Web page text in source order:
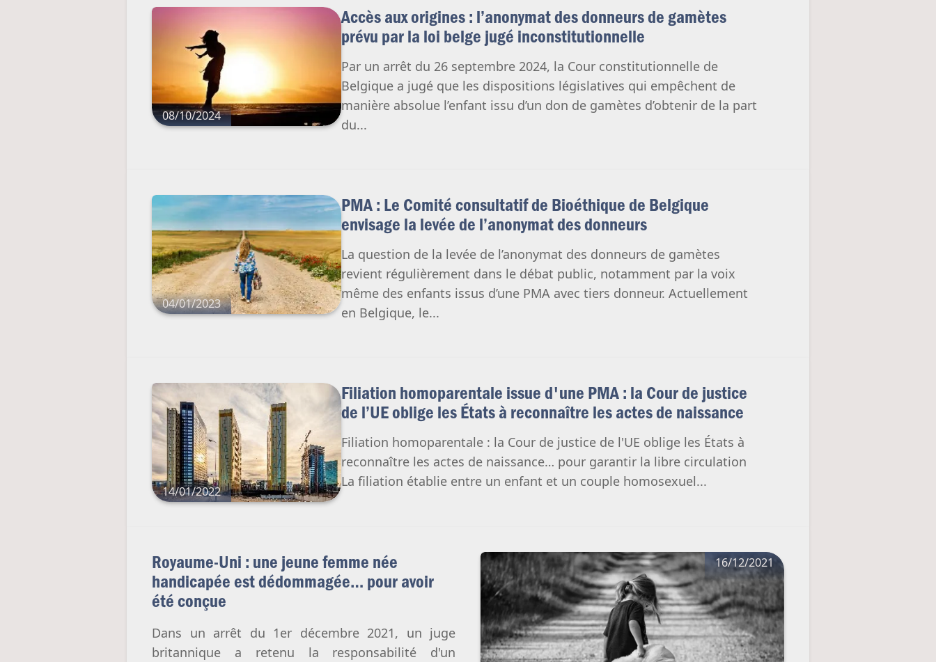
08/10/2024
Accès aux origines : l’anonymat des donneurs de gamètes
prévu par la loi belge jugé inconstitutionnelle
Par un arrêt du 26 septembre 2024, la Cour constitutionnelle de
Belgique a jugé que les dispositions législatives qui empêchent de
manière absolue l’enfant issu d’un don de gamètes d’obtenir de la part
du...
04/01/2023
PMA : Le Comité consultatif de Bioéthique de Belgique
envisage la levée de l’anonymat des donneurs
La question de la levée de l’anonymat des donneurs de gamètes
revient régulièrement dans le débat public, notamment par la voix
même des enfants issus d’une PMA avec tiers donneur. Actuellement
en Belgique, le...
14/01/2022
Filiation homoparentale issue d'une PMA : la Cour de justice
de l’UE oblige les États à reconnaître les actes de naissance
Filiation homoparentale : la Cour de justice de l'UE oblige les États à
reconnaître les actes de naissance… pour garantir la libre circulation
La filiation établie entre un enfant et un couple homosexuel...
16/12/2021
Royaume-Uni : une jeune femme née
handicapée est dédommagée… pour avoir
été conçue
Dans un arrêt du 1er décembre 2021, un juge
britannique a retenu la responsabilité d'un